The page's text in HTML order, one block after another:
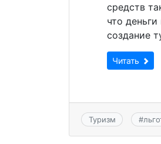
средств
что
создание
Читать
Туризм #